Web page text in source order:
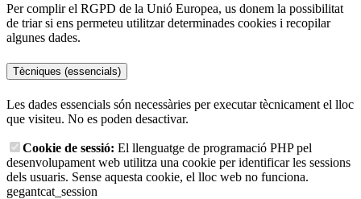
Per complir el RGPD de la Unió Europea, us donem la possibilitat
de triar si ens permeteu utilitzar determinades cookies i recopilar
algunes dades.
Tècniques (essencials)
Les dades essencials són necessàries per executar tècnicament el lloc
que visiteu. No es poden desactivar.
Cookie de sessió: El llenguatge de programació PHP pel
desenvolupament web utilitza una cookie per identificar les sessions
dels usuaris. Sense aquesta cookie, el lloc web no funciona.
gegantcat_session